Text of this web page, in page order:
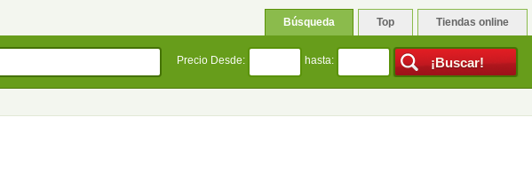
Búsqueda Top Tiendas online
Precio Desde: hasta: